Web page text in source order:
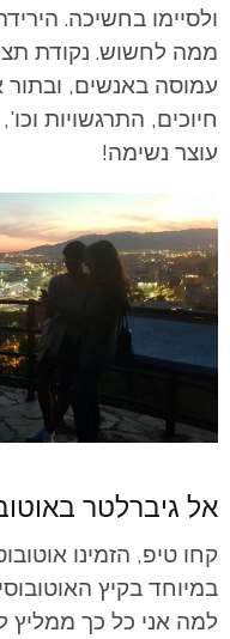
ולסיימו בחשיכה.
ממה לחשוש. נקודת
עמוסה באנשים,
חיוכים, התרגשויות
עוצר נשימה!
אל גיברלטר
קחו טיפ, הזמינו
במיוחד בקיץ
למה אני כל כך ממליץ